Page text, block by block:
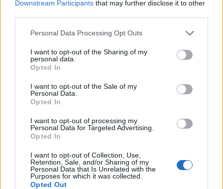
Downstream Participants that may further disclose it to other
Personal Data Processing Opt Outs
I want to opt-out of the Sharing of my
personal data.
Opted In
I want to opt-out of the Sale of my
Personal Data.
Opted In
I want to opt-out of processing my
Personal Data for Targeted Advertising.
Opted In
I want to opt-out of Collection, Use,
Retention, Sale, and/or Sharing of my
Personal Data that Is Unrelated with the
Purposes for which it was collected.
Opted Out